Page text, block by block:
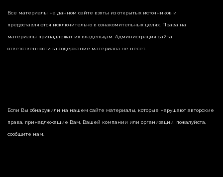
Все материалы на данном сайте взяты из открытых источников и
предоставляются исключительно в ознакомительных целях. Права на
материалы принадлежат их владельцам. Администрация сайта
ответственности за содержание материала не несет.
Если Вы обнаружили на нашем сайте материалы, которые нарушают авторские
права, принадлежащие Вам, Вашей компании или организации, пожалуйста,
сообщите нам.